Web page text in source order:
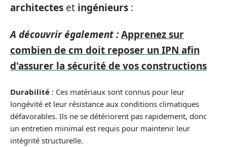
architectes et ingénieurs :
A découvrir également :Apprenez sur
combien de cm doit reposer un IPN afin
d'assurer la sécurité de vos constructions
Durabilité : Ces matériaux sont connus pour leur
longévité et leur résistance aux conditions climatiques
défavorables. Ils ne se détériorent pas rapidement, donc
un entretien minimal est requis pour maintenir leur
intégrité structurelle.